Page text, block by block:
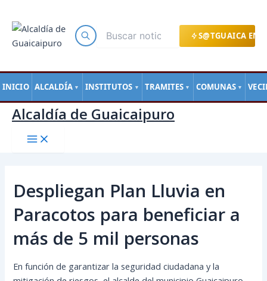
S@TGUAICA EN
INICIO ALCALDÍA ▼ INSTITUTOS ▼ TRAMITES ▼ COMUNAS ▼
contenido
Alcaldía de Guaicaipuro
Despliegan Plan Lluvia en
Paracotos para beneficiar a
más de 5 mil personas
En función de garantizar la seguridad ciudadana y la
de
entradas